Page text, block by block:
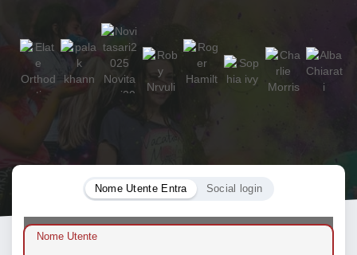
Nome Utente Entra Social login
Nome Utente